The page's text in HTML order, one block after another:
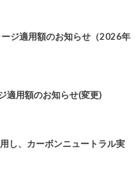
ジ適用額のお知らせ（2026年
用額のお知らせ(変更)
し、カーボンニュートラル実